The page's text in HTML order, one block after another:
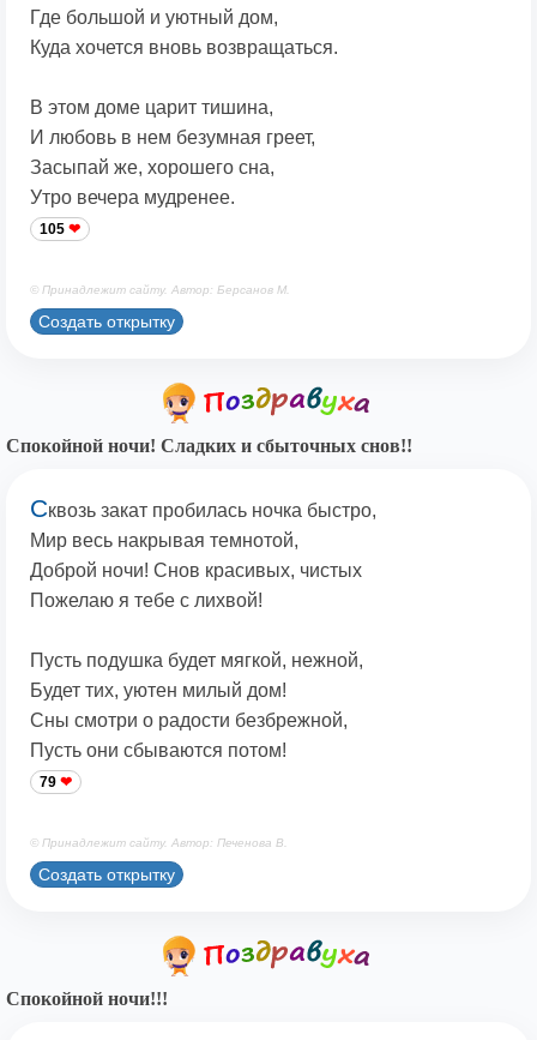
Где большой и уютный дом,
Куда хочется вновь возвращаться.
В этом доме царит тишина,
И любовь в нем безумная греет,
Засыпай же, хорошего сна,
Утро вечера мудренее.
105
© Принадлежит сайту. Автор: Берсанов М.
Создать открытку
Спокойной ночи! Сладких и сбыточных снов!!
Сквозь закат пробилась ночка быстро,
Мир весь накрывая темнотой,
Доброй ночи! Снов красивых, чистых
Пожелаю я тебе с лихвой!
Пусть подушка будет мягкой, нежной,
Будет тих, уютен милый дом!
Сны смотри о радости безбрежной,
Пусть они сбываются потом!
79
© Принадлежит сайту. Автор: Печенова В.
Создать открытку
Спокойной ночи!!!